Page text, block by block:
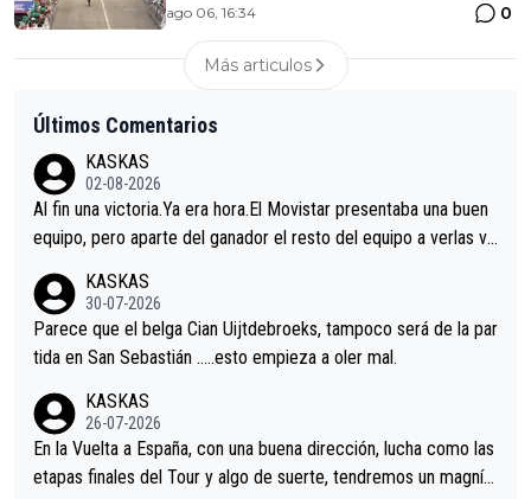
ago 06, 16:34 0
Más articulos
Últimos Comentarios
KASKAS
02-08-2026
Al fin una victoria.Ya era hora.El Movistar presentaba una buen
equipo, pero aparte del ganador el resto del equipo a verlas ve
s.La única buena noticia es la mejoría de Enric Más en San Seb
astian.Si en la Vuelta a Burgos sigue la mejoría, podríamos ten
er alguna sorpresa en la Vuelta.Ojalá.
KASKAS
30-07-2026
Parece que el belga Cian Uijtdebroeks, tampoco será de la par
tida en San Sebastián …..esto empieza a oler mal.
KASKAS
26-07-2026
En la Vuelta a España, con una buena dirección, lucha como las
etapas finales del Tour y algo de suerte, tendremos un magnífi